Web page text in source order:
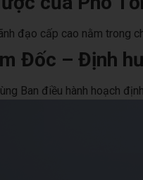
đạo cấp cao nằm trong
Đốc – Định
Ban điều hành hoạch